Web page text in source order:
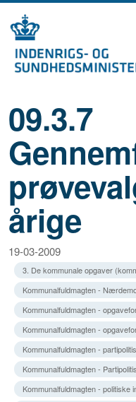
09.3.7
årige
19-03-2009
3. De kommunale opgaver
Kommunalfuldmagten -
Kommunalfuldmagten -
Kommunalfuldmagten -
Kommunalfuldmagten -
Kommunalfuldmagten -
Kommunalfuldmagten - politiske